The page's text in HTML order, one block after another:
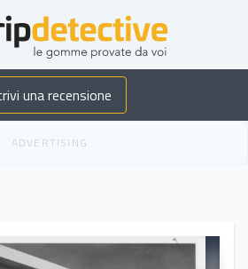
GripDetective
una recensione